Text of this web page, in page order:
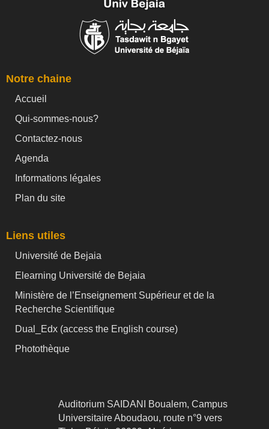
Notre chaine
Accueil
Qui-sommes-nous?
Contactez-nous
Agenda
Informations légales
Plan du site
Liens utiles
Université de Bejaia
Elearning Université de Bejaia
Ministère de l’Enseignement Supérieur et de la
Recherche Scientifique
Dual_Edx (access the English course)
Photothèque
Auditorium SAIDANI Boualem, Campus
Universitaire Aboudaou, route n°9 vers